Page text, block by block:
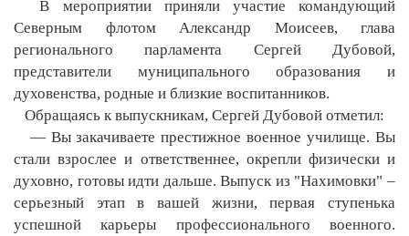
В мероприятии приняли участие командующий
Северным флотом Александр Моисеев, глава
регионального парламента Сергей Дубовой,
представители муниципального образования и
духовенства, родные и близкие воспитанников.
Обращаясь к выпускникам, Сергей Дубовой отметил:
— Вы закачиваете престижное военное училище. Вы
стали взрослее и ответственнее, окрепли физически и
духовно, готовы идти дальше. Выпуск из "Нахимовки" –
серьезный этап в вашей жизни, первая ступенька
успешной карьеры профессионального военного.